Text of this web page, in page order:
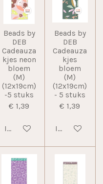
Beads by
DEB
Cadeauza
kjes neon
bloem
(M)
(12x19cm)
-5 stuks
€ 1,39
In winkelwagen
Beads by
DEB
Cadeauza
kjes
bloem
(M)
(12x19cm)
- 5 stuks
€ 1,39
In